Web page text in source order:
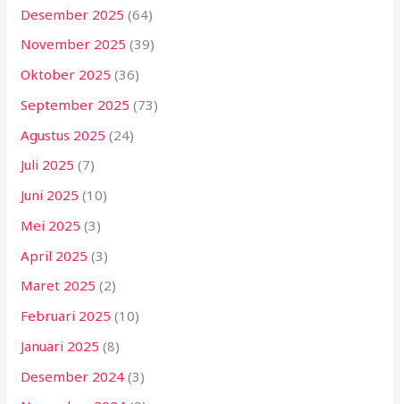
Desember 2025 (64)
November 2025 (39)
Oktober 2025 (36)
September 2025 (73)
Agustus 2025 (24)
Juli 2025 (7)
Juni 2025 (10)
Mei 2025 (3)
April 2025 (3)
Maret 2025 (2)
Februari 2025 (10)
Januari 2025 (8)
Desember 2024 (3)